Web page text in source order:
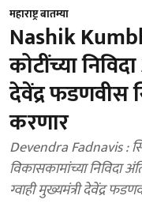
महाराष्ट्र बातम्या
Nashik
कोटींच्या
देवेंद्र फडणवीस
करणार
Devendra Fadnavis :
विकासकामांच्या निविदा
ग्वाही मुख्यमंत्री देवेंद्र